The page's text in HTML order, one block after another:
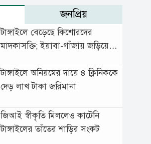
জনপ্রিয়
টাঙ্গাইলে বেড়েছে কিশোরদের
মাদকাসক্তি; ইয়াবা-গাঁজায় জড়িয়ে
টাঙ্গাইলে অনিয়মের দায়ে ৪ ক্লিনিককে
দেড় লাখ টাকা জরিমানা
জিআই স্বীকৃতি মিললেও কাটেনি
টাঙ্গাইলের তাঁতের শাড়ির সংকট